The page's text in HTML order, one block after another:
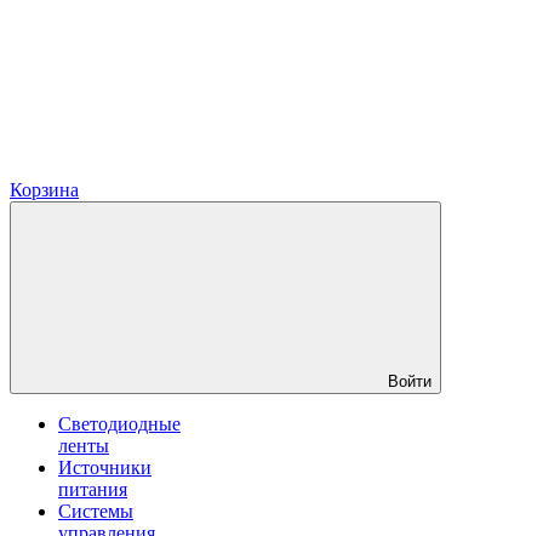
Корзина
Войти
Светодиодные
ленты
Источники
питания
Системы